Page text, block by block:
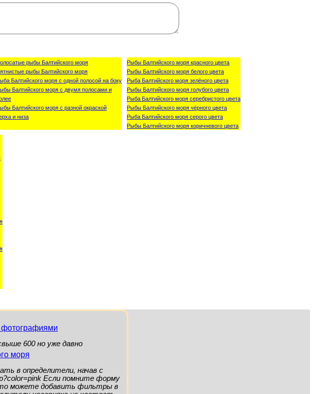
рыбы Балтийского моря
рыбы Балтийского моря
Балтийского моря с одной полосой на боку
Балтийского моря с двумя полосами и
Балтийского моря с разной окраской
и низа
Рыбы Балтийского моря красного цвета
Рыбы Балтийского моря белого цвета
Рыба Балтийского моря зелёного цвета
Рыбы Балтийского моря голубого цвета
Рыба Балтийского моря серебристого цвета
Рыбы Балтийского моря чёрного цвета
Рыба Балтийского моря серого цвета
Рыбы Балтийского моря коричневого цвета
600 но уже давно
моря
в определители, начав с
Если помните форму
можете добавить фильтры в